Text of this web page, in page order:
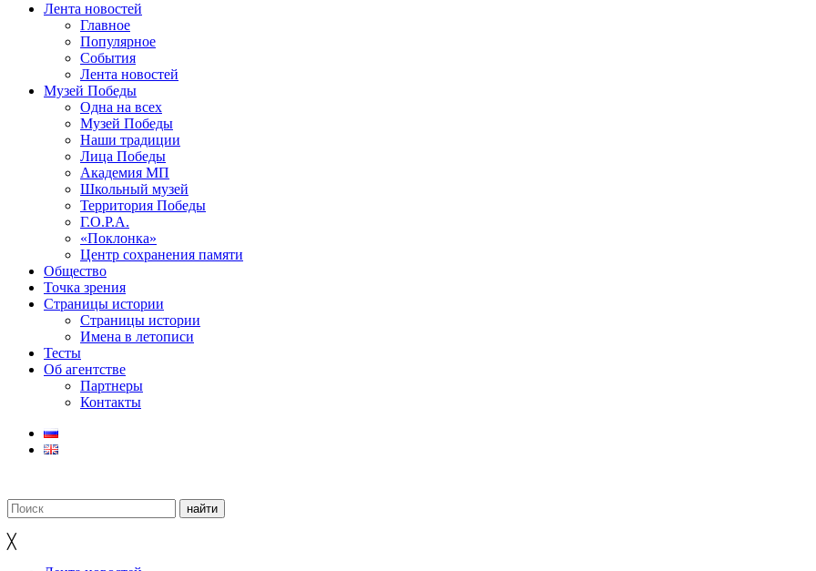
Лента новостей
Главное
Популярное
События
Лента новостей
Музей Победы
Одна на всех
Музей Победы
Наши традиции
Лица Победы
Академия МП
Школьный музей
Территория Победы
Г.О.Р.А.
«Поклонка»
Центр сохранения памяти
Общество
Точка зрения
Страницы истории
Страницы истории
Имена в летописи
Тесты
Об агентстве
Партнеры
Контакты
╳